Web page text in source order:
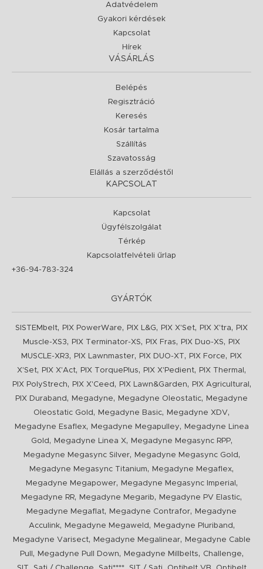
Adatvédelem
Gyakori kérdések
Kapcsolat
Hírek
VÁSÁRLÁS
Belépés
Regisztráció
Keresés
Kosár tartalma
Szállítás
Szavatosság
Elállás a szerződéstől
KAPCSOLAT
Kapcsolat
Ügyfélszolgálat
Térkép
Kapcsolatfelvételi űrlap
+36-94-783-324
GYÁRTÓK
SISTEMbelt, PIX PowerWare, PIX L&G, PIX X'Set, PIX X'tra,
PIX
Muscle-XS3, PIX Terminator-XS, PIX Fras, PIX Duo-XS,
PIX
MUSCLE-XR3, PIX Lawnmaster, PIX DUO-XT, PIX Force,
PIX
X'Set, PIX X'Act, PIX TorquePlus, PIX X'Pedient, PIX Thermal ,
PIX PolyStrech, PIX X'Ceed , PIX Lawn&Garden, PIX Agricultural ,
PIX Duraband , Megadyne, Megadyne Oleostatic,
Megadyne
Oleostatic Gold , Megadyne Basic, Megadyne XDV,
Megadyne Esaflex, Megadyne Megapulley,
Megadyne Linea
Gold , Megadyne Linea X, Megadyne Megasync RPP,
Megadyne Megasync Silver, Megadyne Megasync Gold ,
Megadyne Megasync Titanium, Megadyne Megaflex,
Megadyne Megapower, Megadyne Megasync Imperial ,
Megadyne RR, Megadyne Megarib, Megadyne PV Elastic,
Megadyne Megaflat, Megadyne Contrafor,
Megadyne
Acculink, Megadyne Megaweld , Megadyne Pluriband ,
Megadyne Varisect, Megadyne Megalinear,
Megadyne Cable
Pull
, Megadyne Pull Down, Megadyne Millbelts, Challenge,
,